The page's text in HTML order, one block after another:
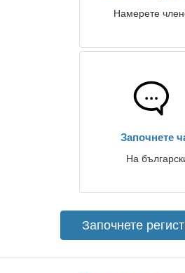
Намерете
Започнете
На
Започнете